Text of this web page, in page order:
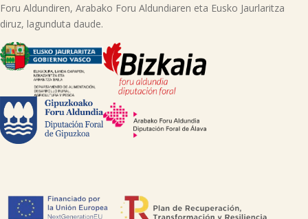
Foru Aldundiren, Arabako Foru Aldundiaren eta Eusko Jaurlaritza
diruz, lagunduta daude.